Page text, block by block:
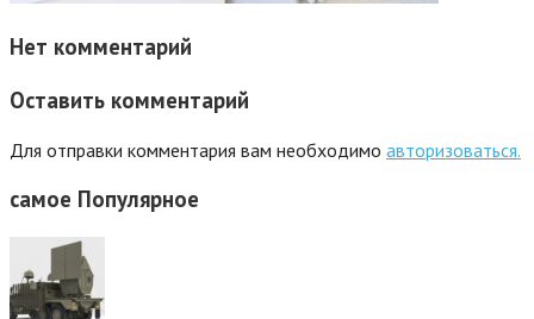
Нет комментарий
Оставить комментарий
Для отправки комментария вам необходимо авторизоваться.
самое Популярное